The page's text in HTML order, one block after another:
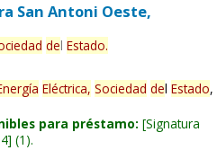
San Antoni Oeste,
del Estado.
Eléctrica, Sociedad del Estado,
para préstamo: Signatura
(1).